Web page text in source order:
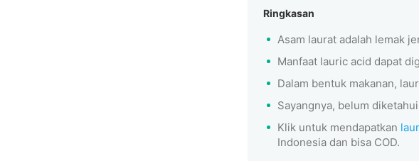
Ringkasan
Asam laurat adalah lemak
Manfaat lauric acid dapat
Dalam bentuk makanan,
Sayangnya, belum
Klik untuk mendapatkan
Indonesia dan bisa COD.